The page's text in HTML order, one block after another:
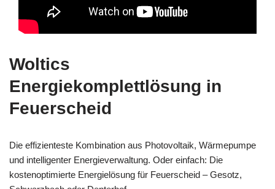
Woltics
Energiekomplettlösung in
Feuerscheid
Die effizienteste Kombination aus Photovoltaik, Wärmepumpe
und intelligenter Energieverwaltung. Oder einfach: Die
kostenoptimierte Energielösung für Feuerscheid – Gesotz,